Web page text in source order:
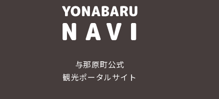
与那原町公式
観光ポータルサイト